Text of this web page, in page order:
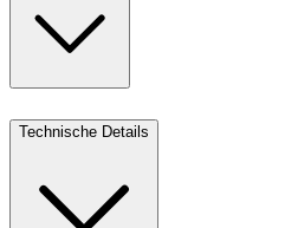
Technische Details